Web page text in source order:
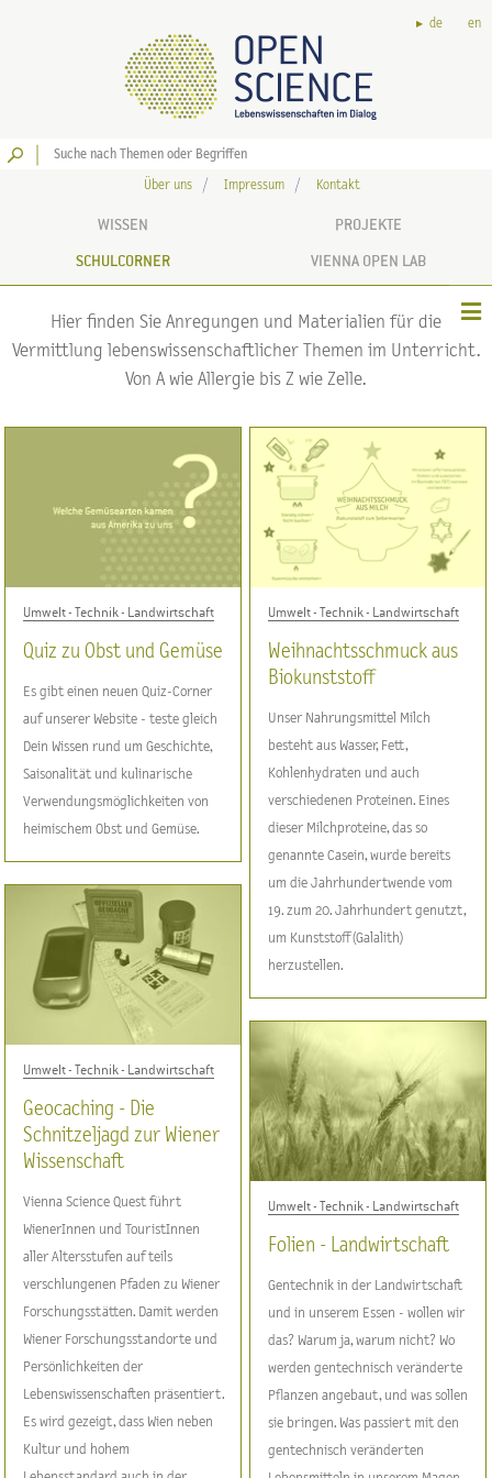
de en
Über uns Impressum Kontakt
WISSEN PROJEKTE
SCHULCORNER VIENNA OPEN LAB
Hier finden Sie Anregungen und Materialien für die
Vermittlung lebenswissenschaftlicher Themen im Unterricht.
Von A wie Allergie bis Z wie Zelle.
Umwelt - Technik - Landwirtschaft
Quiz zu Obst und Gemüse
Es gibt einen neuen Quiz-Corner
auf unserer Website - teste gleich
Dein Wissen rund um Geschichte,
Saisonalität und kulinarische
Verwendungsmöglichkeiten von
heimischem Obst und Gemüse.
Umwelt - Technik - Landwirtschaft
Weihnachtsschmuck aus
Biokunststoff
Unser Nahrungsmittel Milch
besteht aus Wasser, Fett,
Kohlenhydraten und auch
verschiedenen Proteinen. Eines
dieser Milchproteine, das so
genannte Casein, wurde bereits
um die Jahrhundertwende vom
19. zum 20. Jahrhundert genutzt,
um Kunststoff (Galalith)
herzustellen.
Umwelt - Technik - Landwirtschaft
Geocaching - Die
Schnitzeljagd zur Wiener
Wissenschaft
Vienna Science Quest führt
WienerInnen und TouristInnen
aller Altersstufen auf teils
verschlungenen Pfaden zu Wiener
Forschungsstätten. Damit werden
Wiener Forschungsstandorte und
Persönlichkeiten der
Lebenswissenschaften präsentiert.
Es wird gezeigt, dass Wien neben
Kultur und hohem
Umwelt - Technik - Landwirtschaft
Folien - Landwirtschaft
Gentechnik in der Landwirtschaft
und in unserem Essen - wollen wir
das? Warum ja, warum nicht? Wo
werden gentechnisch veränderte
Pflanzen angebaut, und was sollen
sie bringen. Was passiert mit den
gentechnisch veränderten